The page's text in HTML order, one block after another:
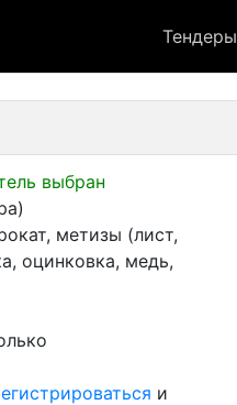
Тендеры
выбран
метизы (лист,
оцинковка, медь,
и